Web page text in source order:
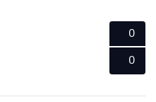
0
0